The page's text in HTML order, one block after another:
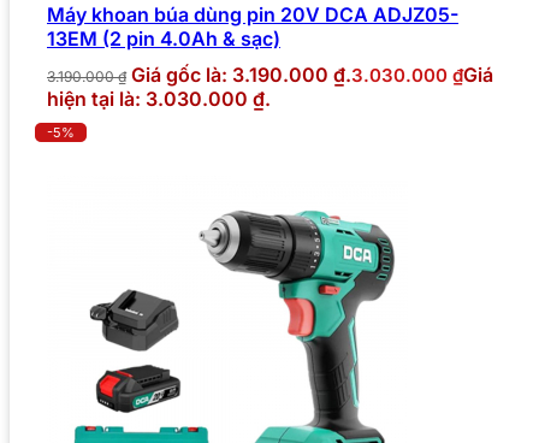
Máy khoan búa dùng pin 20V DCA ADJZ05-
13EM (2 pin 4.0Ah & sạc)
3.190.000₫ Giá gốc là: 3.190.000 ₫.3.030.000 ₫Giá
hiện tại là: 3.030.000 ₫.
-5%